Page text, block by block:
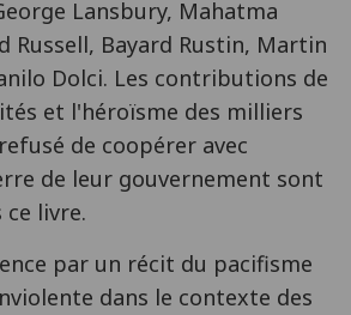
Lansbury, Mahatma
Russell, Bayard Rustin, Martin
Dolci. Les contributions de
et l'héroïsme des milliers
de coopérer avec
de leur gouvernement sont
ce livre.
par un récit du pacifisme
dans le contexte des